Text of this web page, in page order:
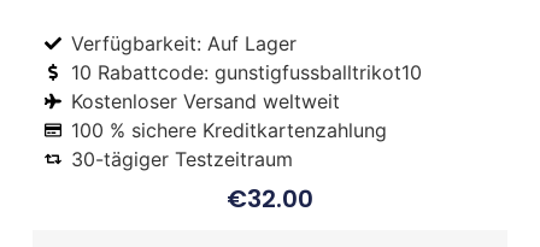
Verfügbarkeit: Auf Lager
10 Rabattcode: gunstigfussballtrikot10
Kostenloser Versand weltweit
100 % sichere Kreditkartenzahlung
30-tägiger Testzeitraum
€32.00